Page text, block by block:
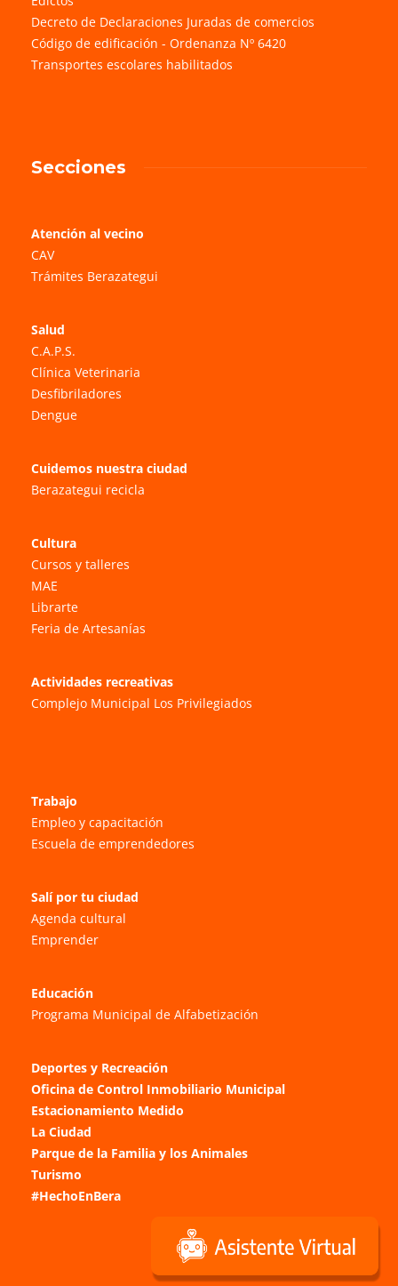
Decreto de Declaraciones Juradas de comercios
Código de edificación - Ordenanza Nº 6420
Transportes escolares habilitados
Secciones
Atención al vecino
CAV
Trámites Berazategui
Salud
C.A.P.S.
Clínica Veterinaria
Desfibriladores
Dengue
Cuidemos nuestra ciudad
Berazategui recicla
Cultura
Cursos y talleres
MAE
Librarte
Feria de Artesanías
Actividades recreativas
Complejo Municipal Los Privilegiados
Trabajo
Empleo y capacitación
Escuela de emprendedores
Salí por tu ciudad
Agenda cultural
Emprender
Educación
Programa Municipal de Alfabetización
Deportes y Recreación
Oficina de Control Inmobiliario Municipal
Estacionamiento Medido
La Ciudad
Parque de la Familia y los Animales
Turismo
#HechoEnBera